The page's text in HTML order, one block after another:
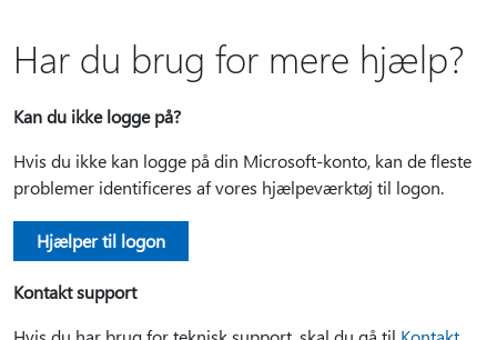
Har du brug for mere hjælp?
Kan du ikke logge på?
Hvis du ikke kan logge på din Microsoft-konto, kan de fleste
problemer identificeres af vores hjælpeværktøj til logon.
Hjælper til logon
Kontakt support